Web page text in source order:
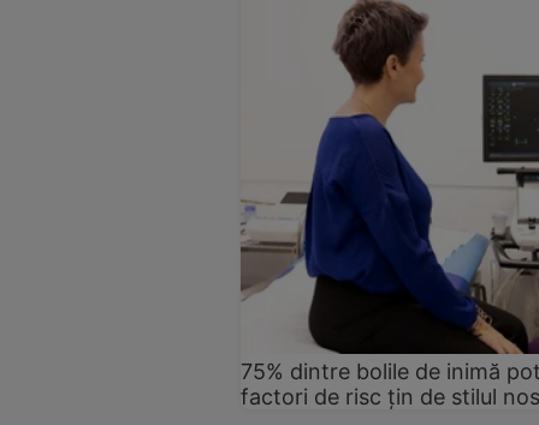
75% dintre bolile de inimă
factori de risc țin de stilul